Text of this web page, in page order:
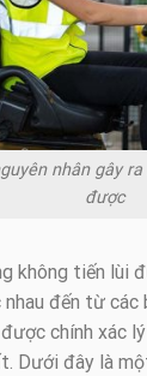
nhân gây
được
không tiến lùi
nhau đến từ
chính xác
Dưới đây là